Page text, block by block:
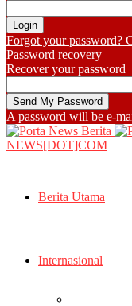
Forgot your password?
Password recovery
Recover your password
A password will be e-
NEWS[DOT]COM
Berita Utama
Internasional